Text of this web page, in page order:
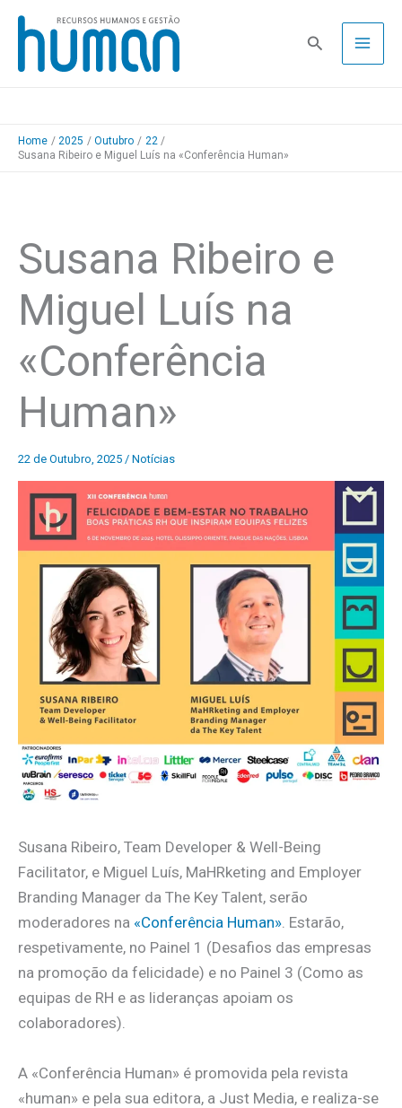
Skip
content
Pesquisa
Home 2025 Outubro
22
Susana Ribeiro e Miguel Luís na «Conferência Human»
Susana Ribeiro e
Miguel Luís na
«Conferência
Human»
22 de Outubro, 2025 / Notícias
Susana Ribeiro, Team Developer & Well-Being
Facilitator, e Miguel Luís, MaHRketing and Employer
Branding Manager da The Key Talent, serão
moderadores na «Conferência Human». Estarão,
respetivamente, no Painel 1 (Desafios das empresas
na promoção da felicidade) e no Painel 3 (Como as
equipas de RH e as lideranças apoiam os
colaboradores).
A «Conferência Human» é promovida pela revista
«human» e pela sua editora, a Just Media, e realiza-se